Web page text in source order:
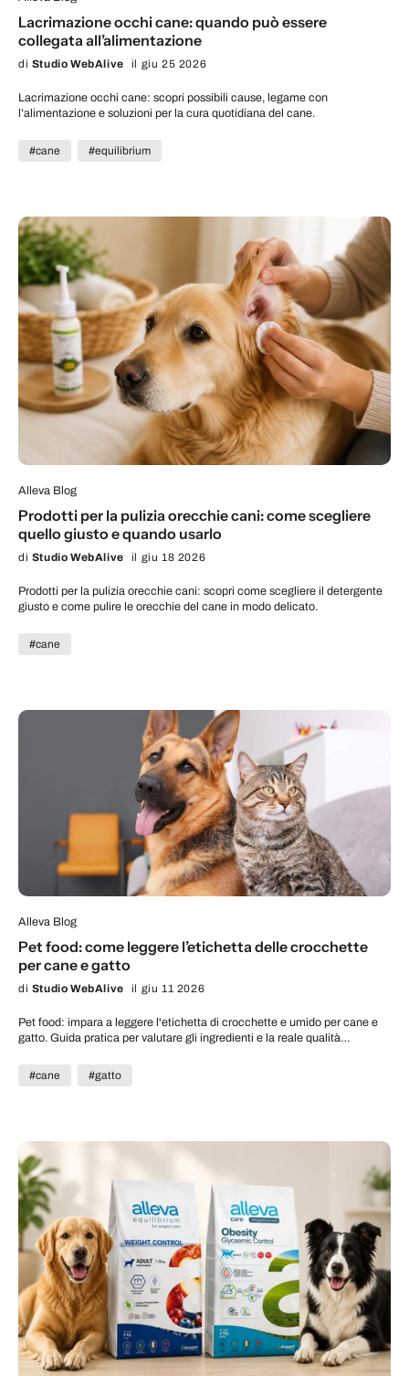
Lacrimazione occhi cane: quando può essere
collegata all’alimentazione
di Studio WebAlive il giu 25 2026
Lacrimazione occhi cane: scopri possibili cause, legame con
l’alimentazione e soluzioni per la cura quotidiana del cane.
#cane #equilibrium
Alleva Blog
Prodotti per la pulizia orecchie cani: come scegliere
quello giusto e quando usarlo
di Studio WebAlive il giu 18 2026
Prodotti per la pulizia orecchie cani: scopri come scegliere il detergente
giusto e come pulire le orecchie del cane in modo delicato.
#cane
Alleva Blog
Pet food: come leggere l’etichetta delle crocchette
per cane e gatto
di Studio WebAlive il giu 11 2026
Pet food: impara a leggere l'etichetta di crocchette e umido per cane e
gatto. Guida pratica per valutare gli ingredienti e la reale qualità
#cane
#gatto